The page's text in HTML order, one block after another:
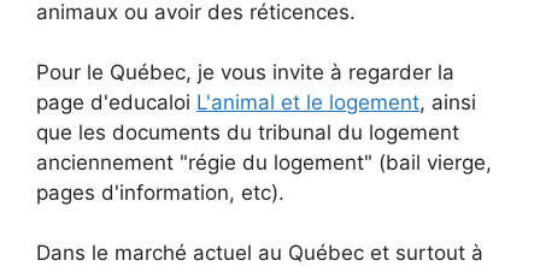
animaux ou avoir des réticences.
Pour le Québec, je vous invite à regarder la
page d'educaloi L'animal et le logement, ainsi
que les documents du tribunal du logement
anciennement "régie du logement" (bail vierge,
pages d'information, etc).
Dans le marché actuel au Québec et surtout à